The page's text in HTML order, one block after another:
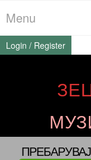
to
the
content
Menu
Login / Register